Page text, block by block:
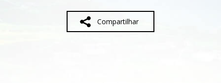
Sobre
Compartilhar